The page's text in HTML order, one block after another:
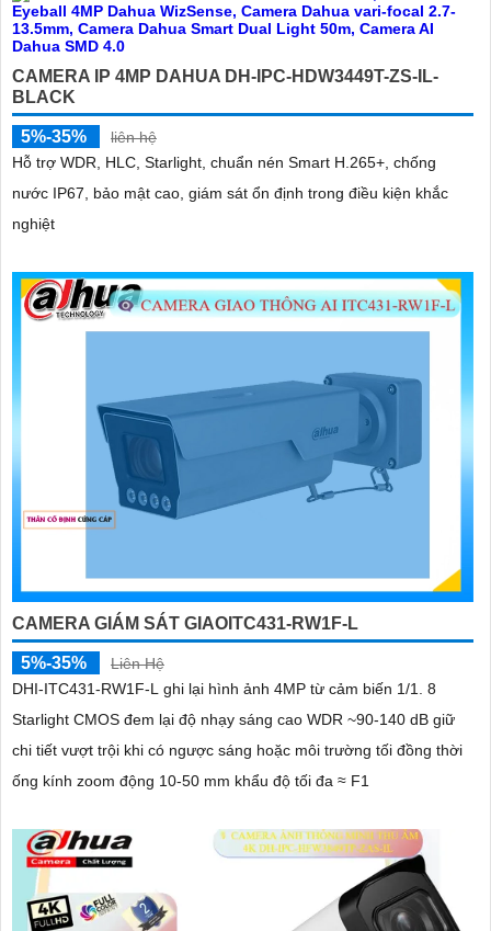
CAMERA IP 4MP DAHUA DH-IPC-HDW3449T-ZS-IL-
BLACK
5%-35%
liên hệ
Hỗ trợ WDR, HLC, Starlight, chuẩn nén Smart H.265+, chống
nước IP67, bảo mật cao, giám sát ổn định trong điều kiện khắc
nghiệt
CAMERA GIÁM SÁT GIAOITC431-RW1F-L
5%-35%
Liên Hệ
DHI-ITC431-RW1F-L ghi lại hình ảnh 4MP từ cảm biến 1/1. 8
Starlight CMOS đem lại độ nhạy sáng cao WDR ~90-140 dB giữ
chi tiết vượt trội khi có ngược sáng hoặc môi trường tối đồng thời
ống kính zoom động 10-50 mm khẩu độ tối đa ≈ F1